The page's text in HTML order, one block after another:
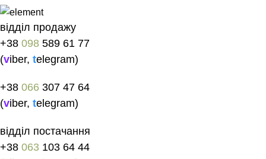
відділ продажу
+38 098 589 61 77
(viber, telegram)
+38 066 307 47 64
(viber, telegram)
відділ постачання
+38 063 103 64 44